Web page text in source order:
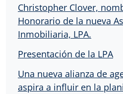
Christopher Clover,
Honorario de la nueva
Inmobiliaria, LPA.
Presentación de la LPA
Una nueva alianza de
aspira a influir en la